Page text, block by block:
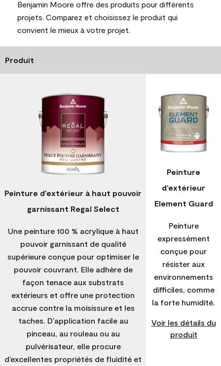
Benjamin Moore offre des produits pour différents
projets. Comparez et choisissez le produit qui
convient le mieux à votre projet.
Produit
Peinture d’extérieur à haut pouvoir
garnissant Regal Select
Une peinture 100 % acrylique à haut
pouvoir garnissant de qualité
supérieure conçue pour optimiser le
pouvoir couvrant. Elle adhère de
façon tenace aux substrats
extérieurs et offre une protection
accrue contre la moisissure et les
taches. D’application facile au
pinceau, au rouleau ou au
pulvérisateur, elle procure
d’excellentes propriétés de fluidité et
Peinture
d’extérieur
Element Guard
Peinture
expressément
conçue pour
résister aux
environnements
difficiles, comme
la forte humidité.
Voir les détails du
produit